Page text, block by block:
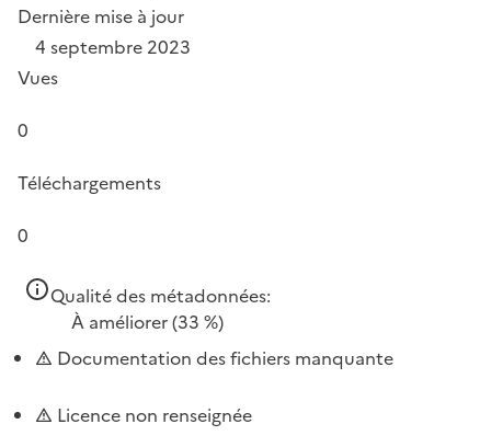
Dernière mise à jour
4 septembre 2023
Vues
0
Téléchargements
0
Qualité des métadonnées:
À améliorer(33 %)
Documentation des fichiers manquante
Licence non renseignée